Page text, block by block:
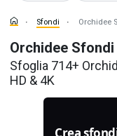
Sfondi Orchidee
Orchidee Sfondi
Sfoglia 714+
HD & 4K
Crea